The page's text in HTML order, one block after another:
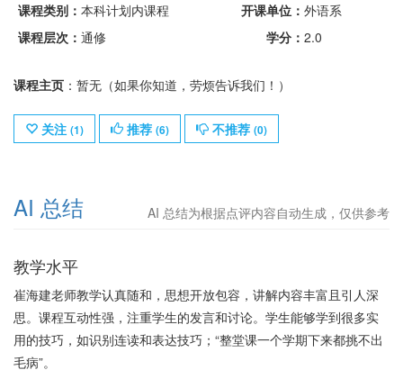
课程类别： 本科计划内课程 开课单位： 外语系
课程层次： 通修 学分： 2.0
课程主页 ：暂无（如果你知道，劳烦告诉我们！）
关注 (1) 推荐 (6) 不推荐 (0)
AI 总结 AI 总结为根据点评内容自动生成，仅供参考
教学水平
崔海建老师教学认真随和，思想开放包容，讲解内容丰富且引人深
思。课程互动性强，注重学生的发言和讨论。学生能够学到很多实
用的技巧，如识别连读和表达技巧；“整堂课一个学期下来都挑不出
毛病”。